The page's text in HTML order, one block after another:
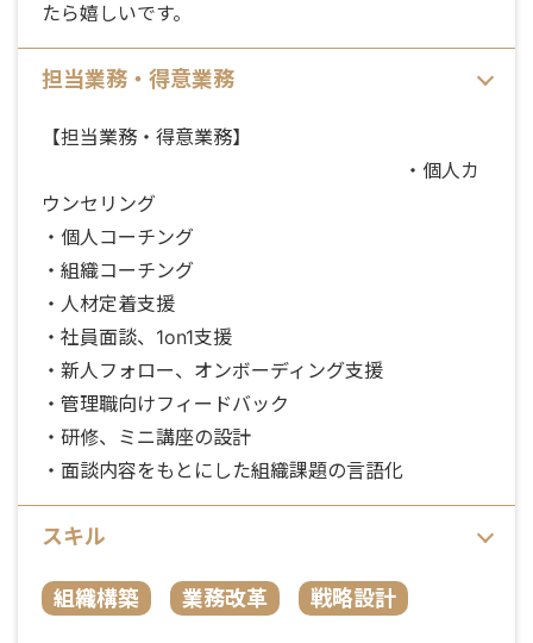
たら嬉しいです。
担当業務・得意業務
【担当業務・得意業務】
・個人カ
ウンセリング
・個人コーチング
・組織コーチング
・人材定着支援
・社員面談、1on1支援
・新人フォロー、オンボーディング支援
・管理職向けフィードバック
・研修、ミニ講座の設計
・面談内容をもとにした組織課題の言語化
スキル
組織構築 業務改革 戦略設計